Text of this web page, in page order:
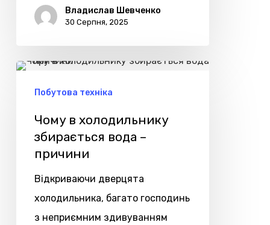
Владислав Шевченко
30 Серпня, 2025
Чому
збирається
причини
Побутова техніка
Чому в холодильнику
збирається вода –
причини
Відкриваючи дверцята
холодильника, багато господинь
з неприємним здивуванням